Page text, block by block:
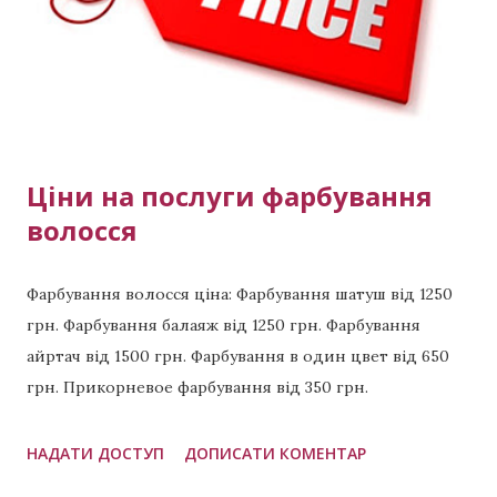
делают рельефное окрашивание . Звоните сейчас
Мастер Виктория тел: (активная ссылка) тел +380 99
423 8294 тел +380 98 398 5891 Примеры других
Ціни на послуги фарбування
волосся
Фарбування волосся ціна: Фарбування шатуш від 1250
грн. Фарбування балаяж від 1250 грн. Фарбування
айртач від 1500 грн. Фарбування в один цвет від 650
грн. Прикорневое фарбування від 350 грн.
виконаних робіт: Холодний шатен Карамельний
НАДАТИ ДОСТУП ДОПИСАТИ КОМЕНТАР